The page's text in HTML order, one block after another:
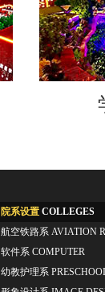
院系设置 COLLEGES
航空铁路系 AVIATION
软件系 COMPUTER
幼教护理系